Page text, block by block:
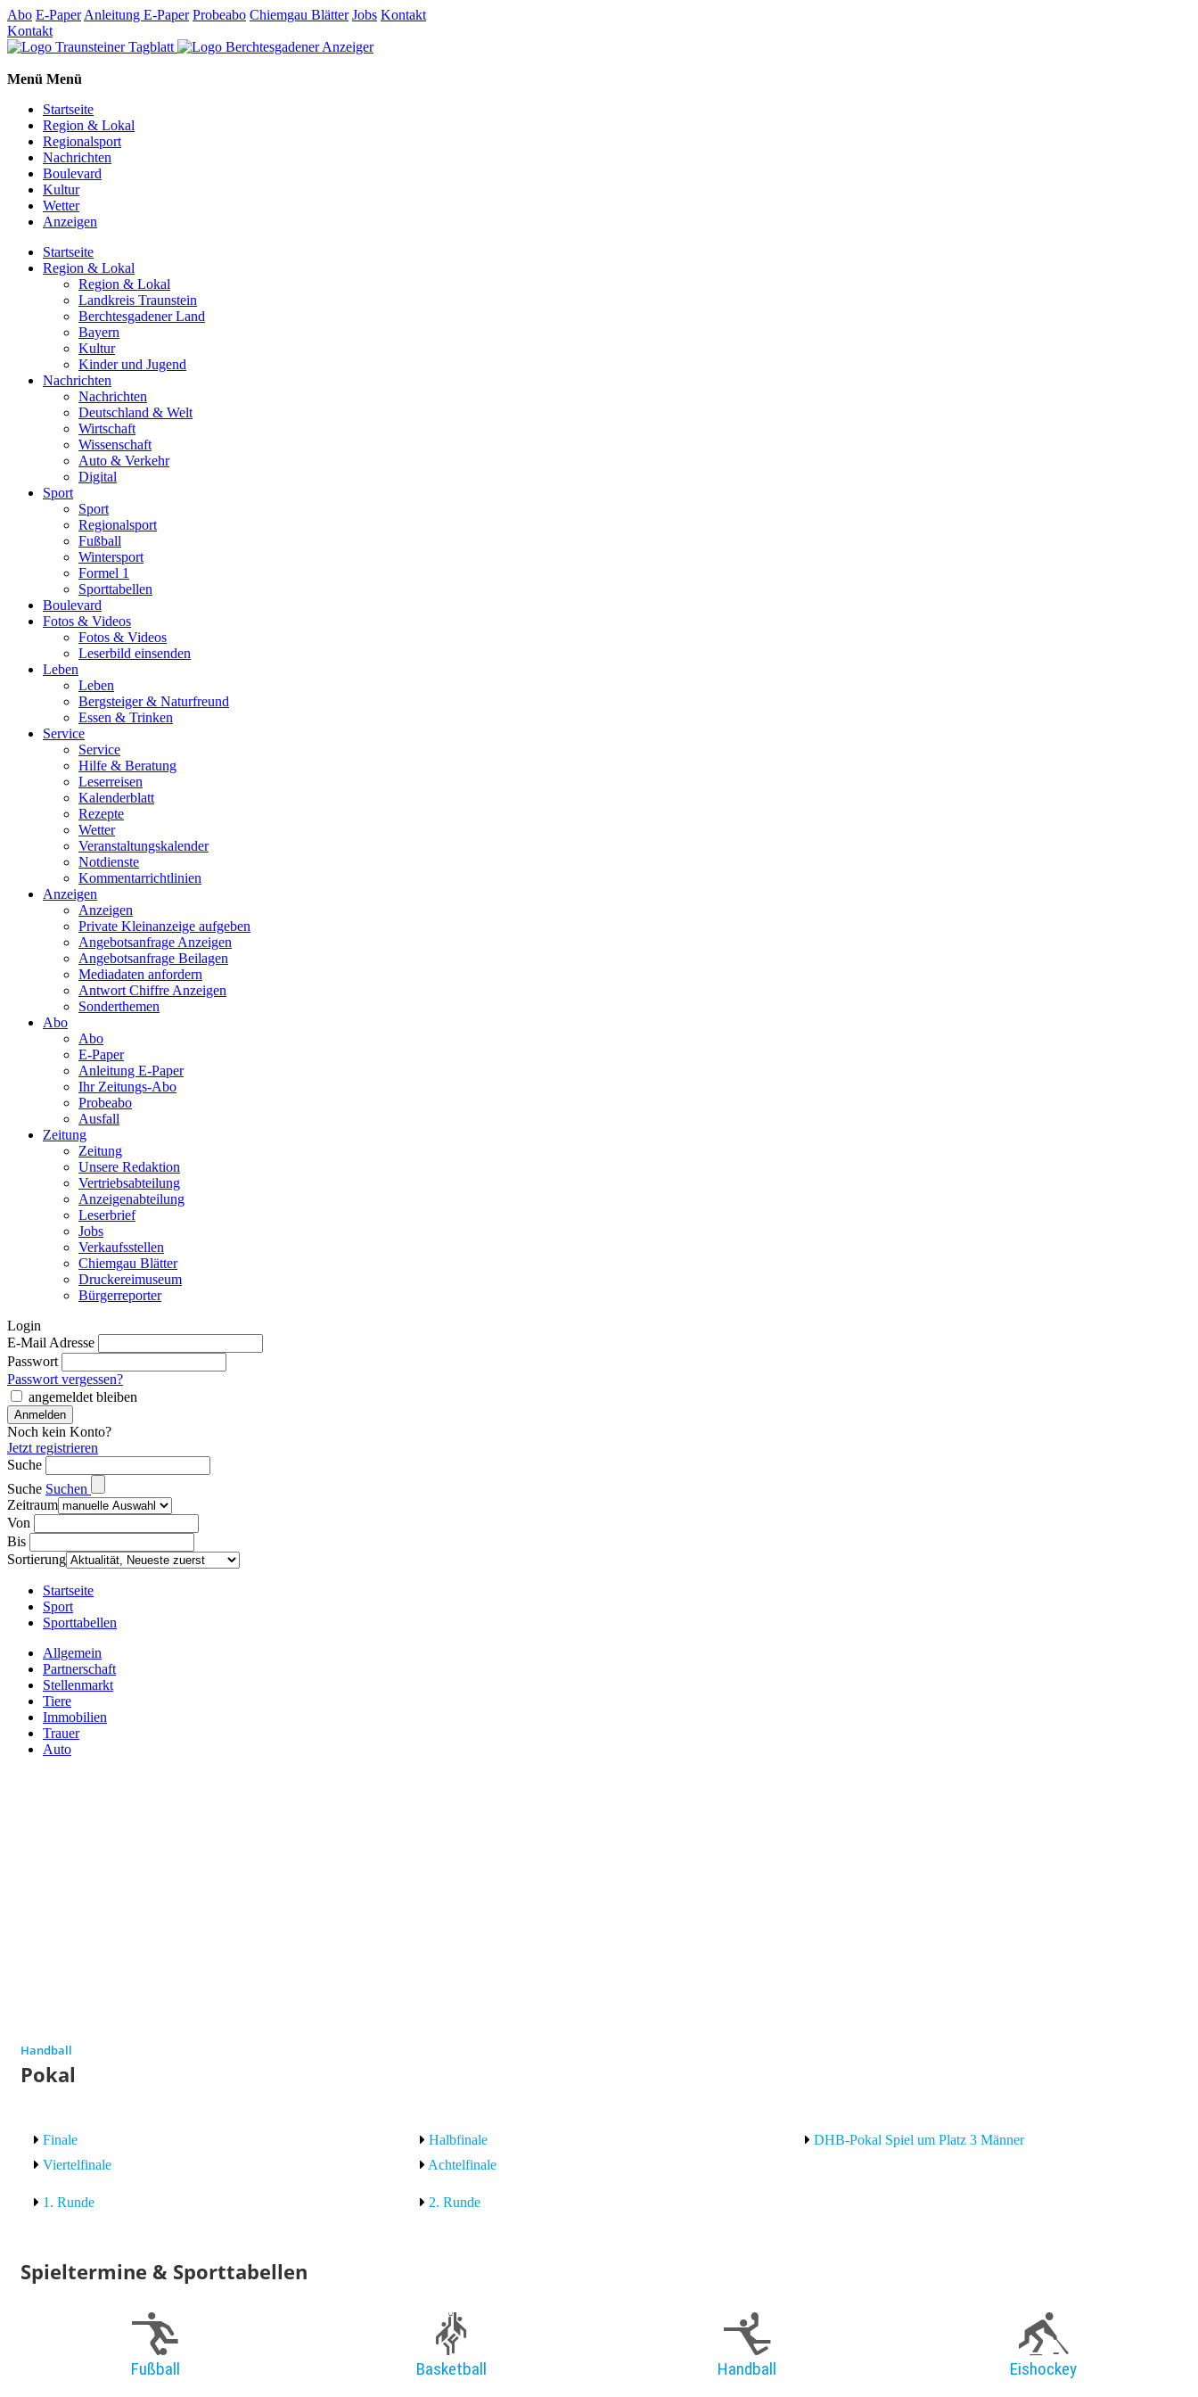
Abo E-Paper Anleitung E-Paper Probeabo Chiemgau Blätter Jobs Kontakt
Kontakt
Menü Menü
Startseite
Region & Lokal
Regionalsport
Nachrichten
Boulevard
Kultur
Wetter
Anzeigen
Startseite
Region & Lokal
Region & Lokal
Landkreis Traunstein
Berchtesgadener Land
Bayern
Kultur
Kinder und Jugend
Nachrichten
Nachrichten
Deutschland & Welt
Wirtschaft
Wissenschaft
Auto & Verkehr
Digital
Sport
Sport
Regionalsport
Fußball
Wintersport
Formel 1
Sporttabellen
Boulevard
Fotos & Videos
Fotos & Videos
Leserbild einsenden
Leben
Leben
Bergsteiger & Naturfreund
Essen & Trinken
Service
Service
Hilfe & Beratung
Leserreisen
Kalenderblatt
Rezepte
Wetter
Veranstaltungskalender
Notdienste
Kommentarrichtlinien
Anzeigen
Anzeigen
Private Kleinanzeige aufgeben
Angebotsanfrage Anzeigen
Angebotsanfrage Beilagen
Mediadaten anfordern
Antwort Chiffre Anzeigen
Sonderthemen
Abo
Abo
E-Paper
Anleitung E-Paper
Ihr Zeitungs-Abo
Probeabo
Ausfall
Zeitung
Zeitung
Unsere Redaktion
Vertriebsabteilung
Anzeigenabteilung
Leserbrief
Jobs
Verkaufsstellen
Chiemgau Blätter
Druckereimuseum
Bürgerreporter
Login
E-Mail Adresse
Passwort
Passwort vergessen?
angemeldet bleiben
Noch kein Konto?
Jetzt registrieren
Suche
Suche Suchen
Zeitraum
Von
Bis
Sortierung
Startseite
Sport
Sporttabellen
Allgemein
Partnerschaft
Stellenmarkt
Tiere
Immobilien
Trauer
Auto
Handball
Pokal
Finale Halbfinale
DHB-Pokal Spiel um Platz 3 Männer
Viertelfinale
Achtelfinale
1. Runde 2. Runde
Spieltermine & Sporttabellen
Fußball Basketball Handball Eishockey